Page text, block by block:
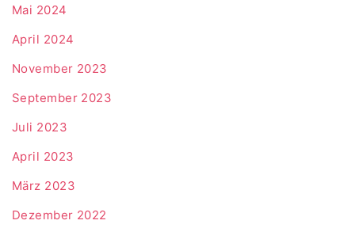
Mai 2024
April 2024
November 2023
September 2023
Juli 2023
April 2023
März 2023
Dezember 2022